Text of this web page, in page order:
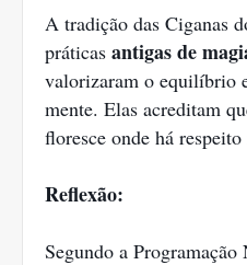
A tradição das Ciganas
práticas antigas de
valorizaram o equilíbrio
mente. Elas acreditam
floresce onde há
Reflexão:
Segundo a